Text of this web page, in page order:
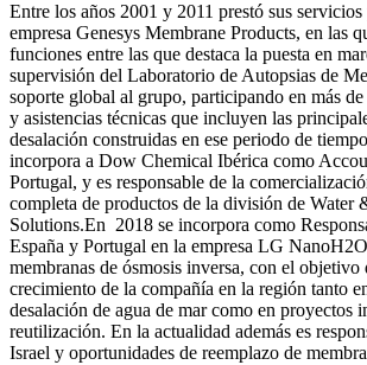
Entre los años 2001 y 2011 prestó sus
empresa Genesys Membrane Products, en las
funciones entre las que destaca la puesta en
supervisión del Laboratorio de Autopsias de
soporte global al grupo, participando en más
y asistencias técnicas que incluyen las
desalación construidas en ese periodo de
incorpora a Dow Chemical Ibérica como
Portugal, y es responsable de la
completa de productos de la división de Water
Solutions.En 2018 se incorpora como
España y Portugal en la empresa LG
membranas de ósmosis inversa, con el objetivo
crecimiento de la compañía en la región tanto
desalación de agua de mar como en proyectos
reutilización. En la actualidad además es
Israel y oportunidades de reemplazo de